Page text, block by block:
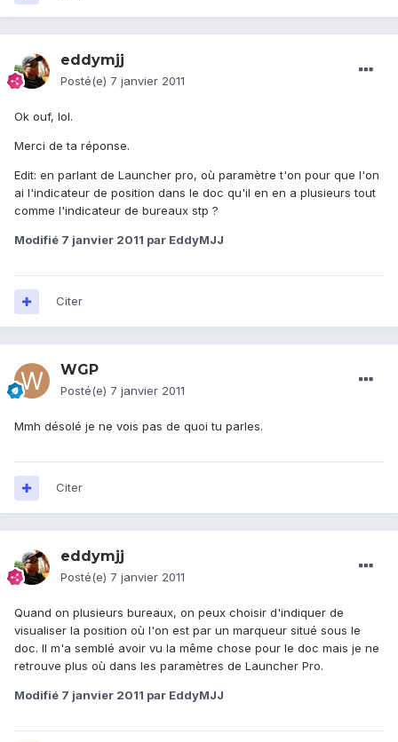
eddymjj
Posté(e) 7 janvier 2011
Ok ouf, lol.
Merci de ta réponse.
Edit: en parlant de Launcher pro, où paramètre t'on pour que l'on
ai l'indicateur de position dans le doc qu'il en en a plusieurs tout
comme l'indicateur de bureaux stp ?
Modifié 7 janvier 2011 par EddyMJJ
Citer
WGP
Posté(e) 7 janvier 2011
Mmh désolé je ne vois pas de quoi tu parles.
Citer
eddymjj
Posté(e) 7 janvier 2011
Quand on plusieurs bureaux, on peux choisir d'indiquer de
visualiser la position où l'on est par un marqueur situé sous le
doc. Il m'a semblé avoir vu la même chose pour le doc mais je ne
retrouve plus où dans les paramètres de Launcher Pro.
Modifié 7 janvier 2011 par EddyMJJ